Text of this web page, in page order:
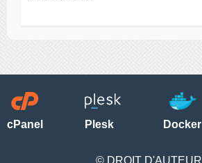
cPanel Plesk Docker
© DROIT D'AUTEUR